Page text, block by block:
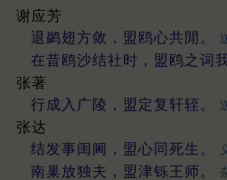
谢应芳
退鹢翅方敛，盟鸥心共閒。
在昔鸥沙结社时，盟鸥之词
张著
行成入广陵，盟定复轩轾。
张达
结发事闺阃，盟心同死生。
南巢放独夫，盟津铄王师。